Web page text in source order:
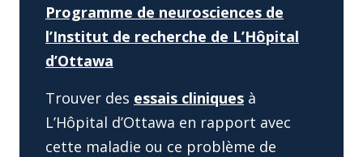
Programme de neurosciences de
l’Institut de recherche de L’Hôpital
d’Ottawa
Trouver des essais cliniques à
L’Hôpital d’Ottawa en rapport avec
cette maladie ou ce problème de